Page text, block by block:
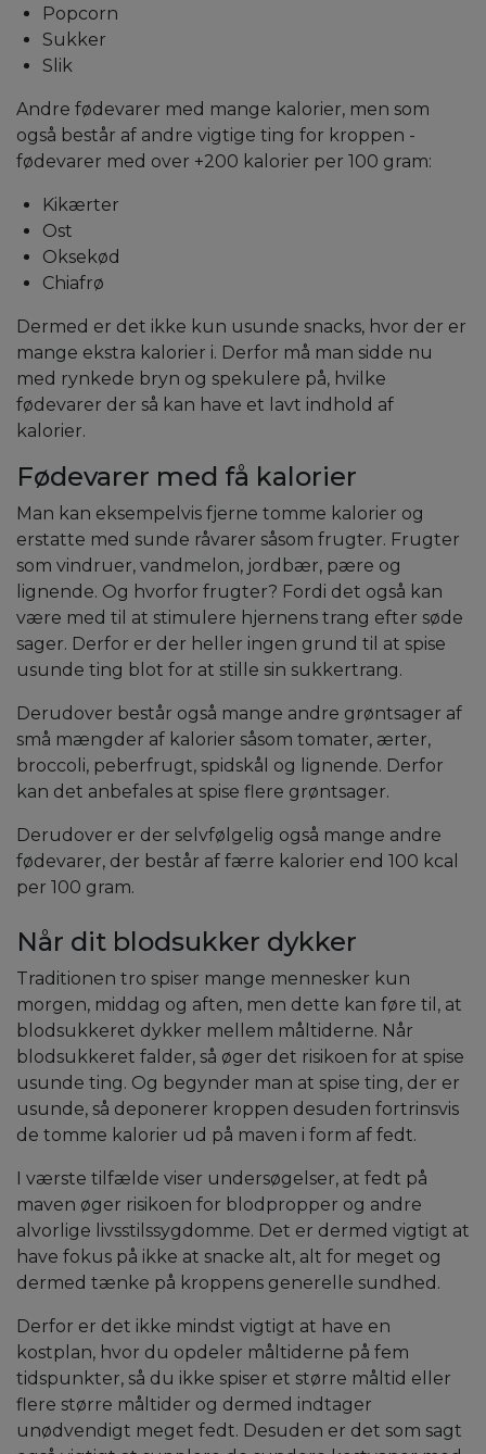
Popcorn
Sukker
Slik
Andre fødevarer med mange kalorier, men som
også består af andre vigtige ting for kroppen -
fødevarer med over +200 kalorier per 100 gram:
Kikærter
Ost
Oksekød
Chiafrø
Dermed er det ikke kun usunde snacks, hvor der er
mange ekstra kalorier i. Derfor må man sidde nu
med rynkede bryn og spekulere på, hvilke
fødevarer der så kan have et lavt indhold af
kalorier.
Fødevarer med få kalorier
Man kan eksempelvis fjerne tomme kalorier og
erstatte med sunde råvarer såsom frugter. Frugter
som vindruer, vandmelon, jordbær, pære og
lignende. Og hvorfor frugter? Fordi det også kan
være med til at stimulere hjernens trang efter søde
sager. Derfor er der heller ingen grund til at spise
usunde ting blot for at stille sin sukkertrang.
Derudover består også mange andre grøntsager af
små mængder af kalorier såsom tomater, ærter,
broccoli, peberfrugt, spidskål og lignende. Derfor
kan det anbefales at spise flere grøntsager.
Derudover er der selvfølgelig også mange andre
fødevarer, der består af færre kalorier end 100 kcal
per 100 gram.
Når dit blodsukker dykker
Traditionen tro spiser mange mennesker kun
morgen, middag og aften, men dette kan føre til, at
blodsukkeret dykker mellem måltiderne. Når
blodsukkeret falder, så øger det risikoen for at spise
usunde ting. Og begynder man at spise ting, der er
usunde, så deponerer kroppen desuden fortrinsvis
de tomme kalorier ud på maven i form af fedt.
I værste tilfælde viser undersøgelser, at fedt på
maven øger risikoen for blodpropper og andre
alvorlige livsstilssygdomme. Det er dermed vigtigt at
have fokus på ikke at snacke alt, alt for meget og
dermed tænke på kroppens generelle sundhed.
Derfor er det ikke mindst vigtigt at have en
kostplan, hvor du opdeler måltiderne på fem
tidspunkter, så du ikke spiser et større måltid eller
flere større måltider og dermed indtager
unødvendigt meget fedt. Desuden er det som sagt